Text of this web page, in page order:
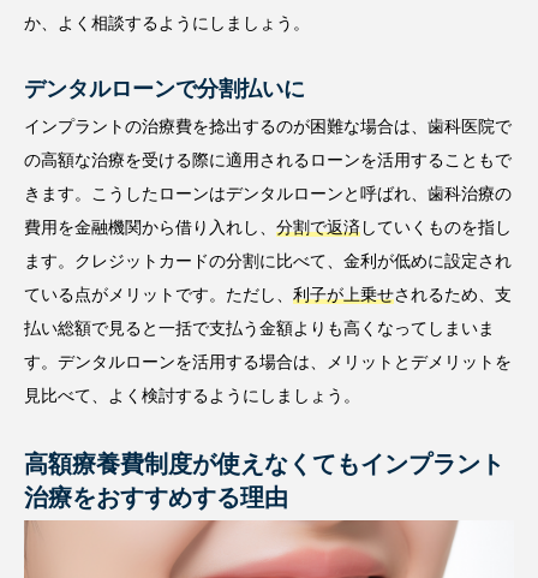
か、よく相談するようにしましょう。
デンタルローンで分割払いに
インプラントの治療費を捻出するのが困難な場合は、歯科医院で
の高額な治療を受ける際に適用されるローンを活用することもで
きます。こうしたローンはデンタルローンと呼ばれ、歯科治療の
費用を金融機関から借り入れし、 分割で返済 していくものを指し
ます。クレジットカードの分割に比べて、金利が低めに設定され
ている点がメリットです。ただし、 利子が上乗せされるため、支
払い総額で見ると一括で支払う金額よりも高くなってしまいま
す。デンタルローンを活用する場合は、メリットとデメリットを
見比べて、よく検討するようにしましょう。
高額療養費制度が使えなくてもインプラント
治療をおすすめする理由